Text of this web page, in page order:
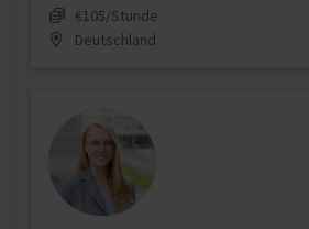
€105/Stunde
Deutschland